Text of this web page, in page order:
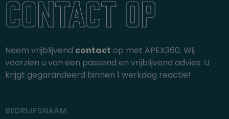
contact op
Neem vrijblijvend contact op met APEX360. Wij
voorzien u van een passend en vrijblijvend advies. U
krijgt gegarandeerd binnen 1 werkdag reactie!
BEDRIJFSNAAM